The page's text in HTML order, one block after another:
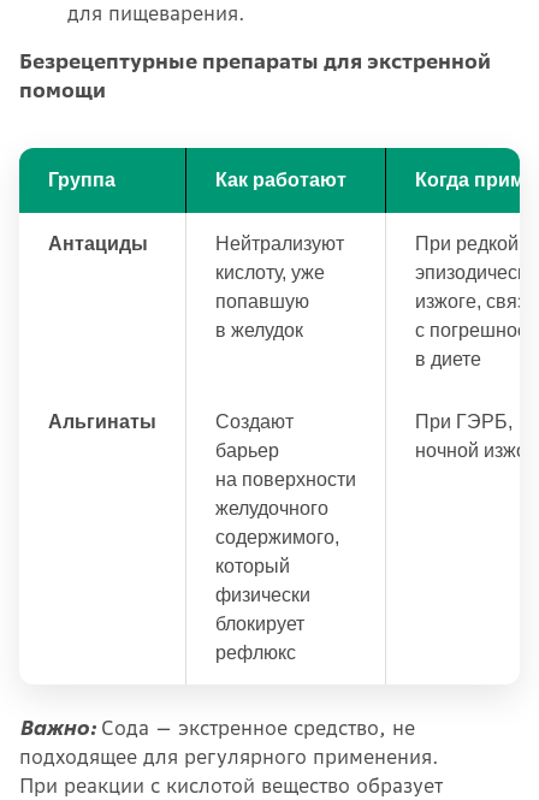
для пищеварения.
Безрецептурные препараты для экстренной
помощи
Группа Как работают Когда
Антациды
Нейтрализуют
кислоту, уже
попавшую
в желудок
При редкой,
изжоге,
с
в диете
Альгинаты
Создают
барьер
на поверхности
желудочного
содержимого,
который
физически
блокирует
рефлюкс
При ГЭРБ,
ночной
Важно: Сода — экстренное средство, не
подходящее для регулярного применения.
При реакции с кислотой вещество образует